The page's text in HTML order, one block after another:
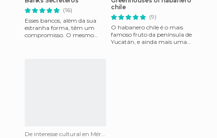
(16)
Esses bancos, além da sua
estranha forma, têm um
compromisso. O mesmo
chile
(9)
O habanero chile é o mais
famoso fruto da península de
Yucatán, e ainda mais uma
De interesse cultural en Mérida